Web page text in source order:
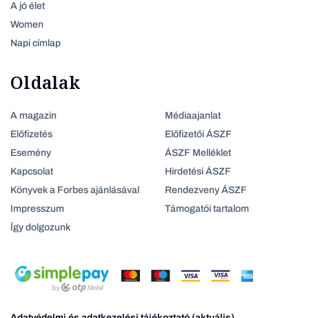
A jó élet
Women
Napi címlap
Oldalak
A magazin
Előfizetés
Esemény
Kapcsolat
Könyvek a Forbes ajánlásával
Impresszum
Így dolgozunk
Médiaajanlat
Előfizetői ÁSZF
ÁSZF Melléklet
Hirdetési ÁSZF
Rendezveny ÁSZF
Támogatói tartalom